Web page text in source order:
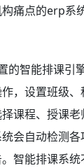
痛点的erp系
的智能排课引
，设置班级
课程、授课
会自动检测
智能排课系